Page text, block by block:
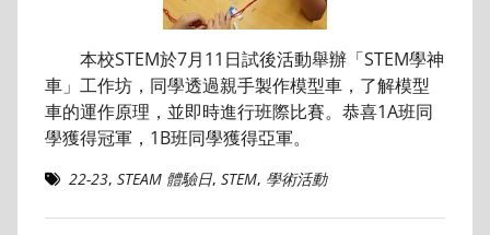
本校STEM於7月11日試後活動舉辦「STEM學神
車」工作坊，同學透過親手製作模型車，了解模型
車的運作原理，並即時進行班際比賽。恭喜1A班同
學獲得冠軍，1B班同學獲得亞軍。
22-23, STEAM 體驗日, STEM, 學術活動